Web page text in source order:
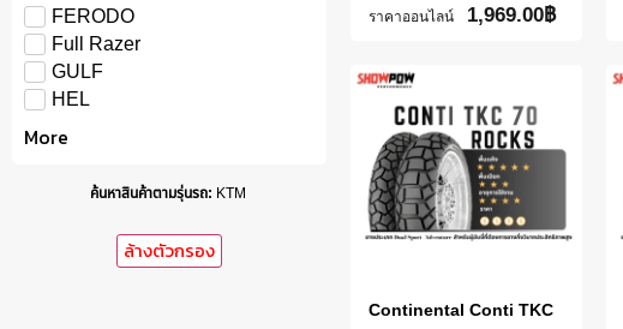
FERODO
Full Razer
GULF
HEL
More
ค้นหาสินค้าตามรุ่นรถ: KTM
ล้างตัวกรอง
ราคาออนไลน์ 1,969.00฿
Continental Conti TKC